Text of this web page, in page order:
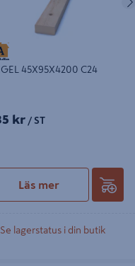
45X95X4200 C24
kr / ST
Läs mer
Se lagerstatus i din butik